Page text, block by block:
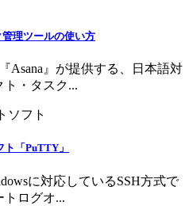
管理ツールの使い方
Asana』が提供する、日本語対
・タスク...
ソフト
「PuTTY」
に対応しているSSH方式で
ログオ...